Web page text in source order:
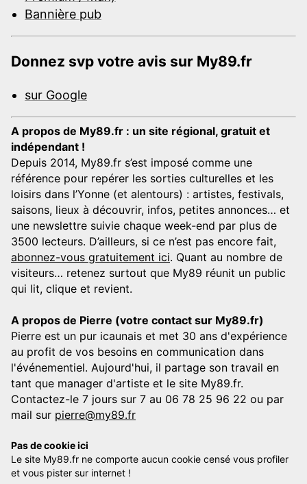
Bannière pub
Donnez svp votre avis sur My89.fr
sur Google
A propos de My89.fr : un site régional, gratuit et
indépendant !
Depuis 2014, My89.fr s’est imposé comme une
référence pour repérer les sorties culturelles et les
loisirs dans l’Yonne (et alentours) : artistes, festivals,
saisons, lieux à découvrir, infos, petites annonces… et
une newslettre suivie chaque week-end par plus de
3500 lecteurs. D’ailleurs, si ce n’est pas encore fait,
abonnez-vous gratuitement ici. Quant au nombre de
visiteurs… retenez surtout que My89 réunit un public
qui lit, clique et revient.
A propos de Pierre (votre contact sur My89.fr)
Pierre est un pur icaunais et met 30 ans d'expérience
au profit de vos besoins en communication dans
l'événementiel. Aujourd'hui, il partage son travail en
tant que manager d'artiste et le site My89.fr.
Contactez-le 7 jours sur 7 au 06 78 25 96 22 ou par
mail sur pierre@my89.fr
Pas de cookie ici
Le site My89.fr ne comporte aucun cookie censé vous profiler
et vous pister sur internet !